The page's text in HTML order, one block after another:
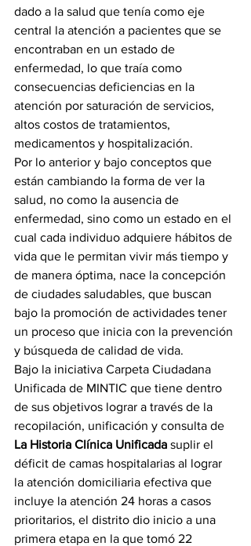
dado a la salud que tenía como eje
central la atención a pacientes que se
encontraban en un estado de
enfermedad, lo que traía como
consecuencias deficiencias en la
atención por saturación de servicios,
altos costos de tratamientos,
medicamentos y hospitalización.
Por lo anterior y bajo conceptos que
están cambiando la forma de ver la
salud, no como la ausencia de
enfermedad, sino como un estado en el
cual cada individuo adquiere hábitos de
vida que le permitan vivir más tiempo y
de manera óptima, nace la concepción
de ciudades saludables, que buscan
bajo la promoción de actividades tener
un proceso que inicia con la prevención
y búsqueda de calidad de vida.
Bajo la iniciativa Carpeta Ciudadana
Unificada de MINTIC que tiene dentro
de sus objetivos lograr a través de la
recopilación, unificación y consulta de
La Historia Clínica Unificada suplir el
déficit de camas hospitalarias al lograr
la atención domiciliaria efectiva que
incluye la atención 24 horas a casos
prioritarios, el distrito dio inicio a una
primera etapa en la que tomó 22